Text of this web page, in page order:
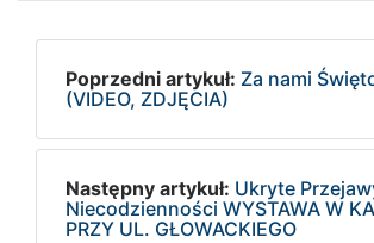
Poprzedni artykuł: Za nami
(VIDEO, ZDJĘCIA)
Następny artykuł: Ukryte
Niecodzienności WYSTAWA W
PRZY UL. GŁOWACKIEGO